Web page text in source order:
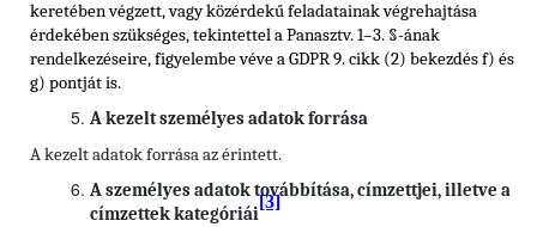
keretében végzett, vagy közérdekű feladatainak végrehajtása
érdekében szükséges, tekintettel a Panasztv. 1–3. §-ának
rendelkezéseire, figyelembe véve a GDPR 9. cikk (2) bekezdés f) és
g) pontját is.
A kezelt személyes adatok forrása
A kezelt adatok forrása az érintett.
A személyes adatok továbbítása, címzettjei, illetve a
címzettek kategóriái
[3]